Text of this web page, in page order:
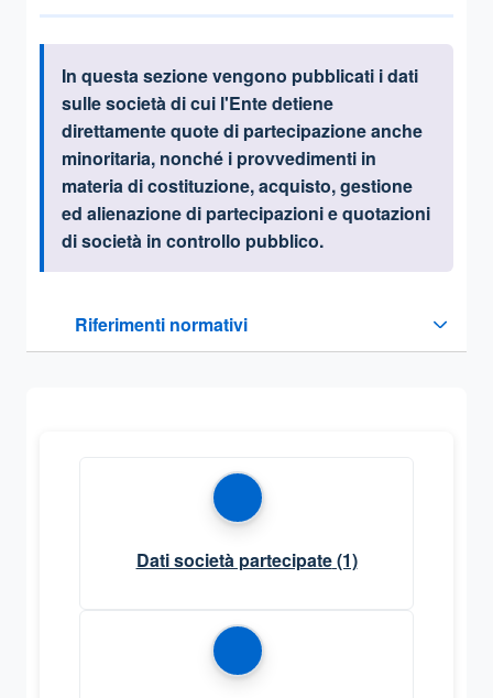
Informazioni introduttive
In questa sezione vengono pubblicati i dati
sulle societàdi cui l'Ente detiene
direttamente quote di partecipazione anche
minoritaria, nonché i provvedimenti in
materia di costituzione, acquisto, gestione
ed alienazione di partecipazioni e quotazioni
di società in controllo pubblico.
Riferimenti normativi
Sezione compressa
Dati società partecipate(1)